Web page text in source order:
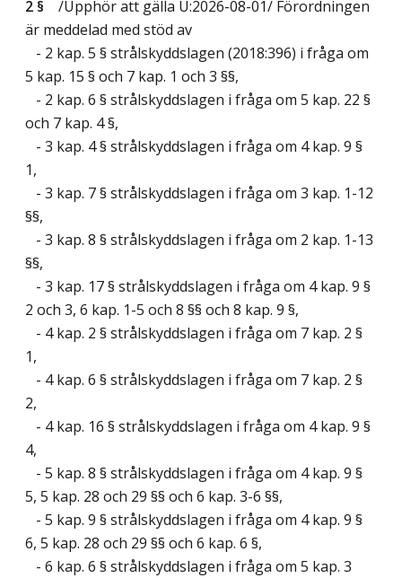
2 §
/Upphör att gälla U:2026-08-01/ Förordningen
är meddelad med stöd av
- 2 kap. 5 § strålskyddslagen (2018:396) i fråga om
5 kap. 15 § och 7 kap. 1 och 3 §§,
- 2 kap. 6 § strålskyddslagen i fråga om 5 kap. 22 §
och 7 kap. 4 §,
- 3 kap. 4 § strålskyddslagen i fråga om 4 kap. 9 §
1,
- 3 kap. 7 § strålskyddslagen i fråga om 3 kap. 1-12
§§,
- 3 kap. 8 § strålskyddslagen i fråga om 2 kap. 1-13
§§,
- 3 kap. 17 § strålskyddslagen i fråga om 4 kap. 9 §
2 och 3, 6 kap. 1-5 och 8 §§ och 8 kap. 9 §,
- 4 kap. 2 § strålskyddslagen i fråga om 7 kap. 2 §
1,
- 4 kap. 6 § strålskyddslagen i fråga om 7 kap. 2 §
2,
- 4 kap. 16 § strålskyddslagen i fråga om 4 kap. 9 §
4,
- 5 kap. 8 § strålskyddslagen i fråga om 4 kap. 9 §
5, 5 kap. 28 och 29 §§ och 6 kap. 3-6 §§,
- 5 kap. 9 § strålskyddslagen i fråga om 4 kap. 9 §
6, 5 kap. 28 och 29 §§ och 6 kap. 6 §,
- 6 kap. 6 § strålskyddslagen i fråga om 5 kap. 3